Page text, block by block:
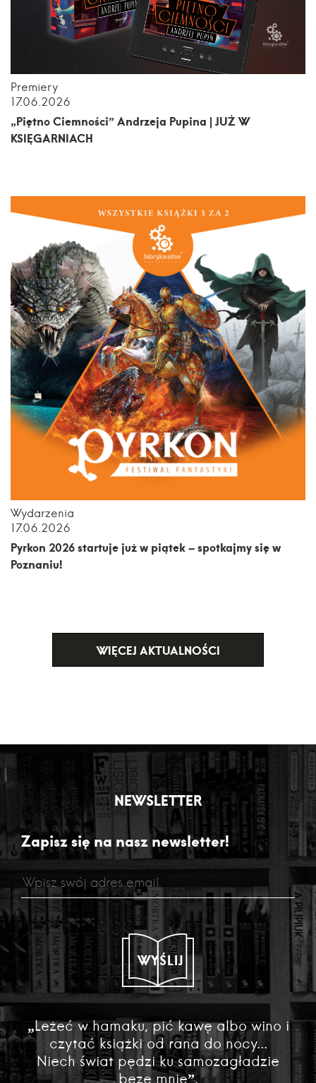
Premiery
17.06.2026
„Piętno Ciemności” Andrzeja Pupina | JUŻ W
KSIĘGARNIACH
Wydarzenia
17.06.2026
Pyrkon 2026 startuje już w piątek – spotkajmy się w
Poznaniu!
WIĘCEJ AKTUALNOŚCI
NEWSLETTER
Zapisz się na nasz newsletter!
WYŚLIJ
„Leżeć w hamaku, pić kawę albo wino i
czytać książki od rana do nocy...
Niech świat pędzi ku samozagładzie
beze mnie”.